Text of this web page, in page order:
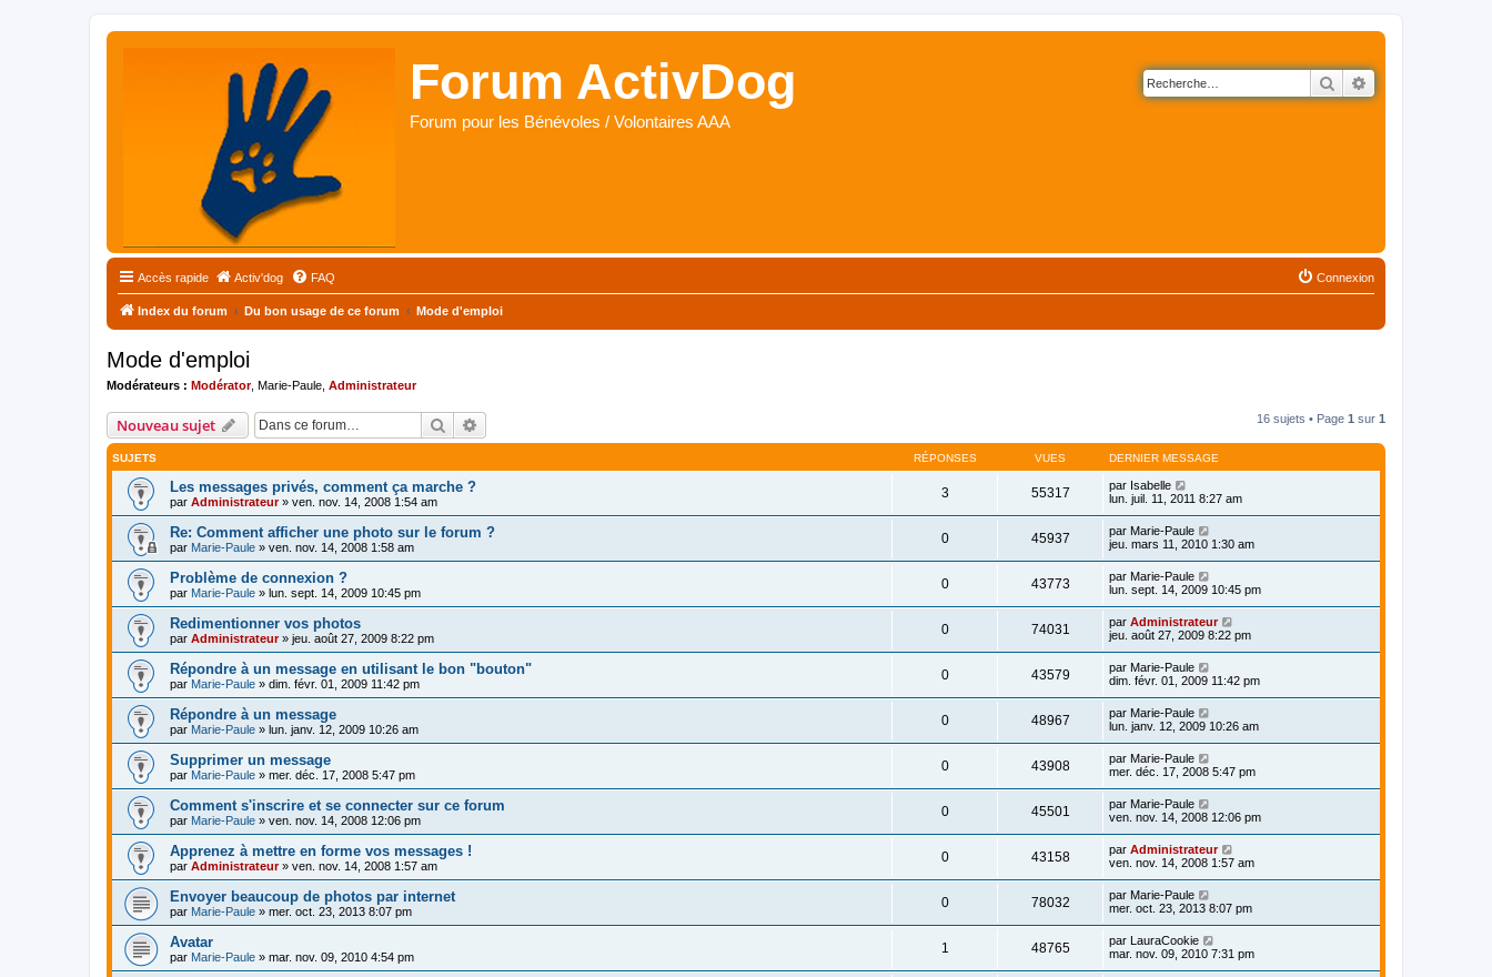
Forum ActivDog
Forum pour les Bénévoles / Volontaires AAA
Rechercher
Accès rapide Activ'dog FAQ Connexion
Index du forum Du bon usage de ce forum Mode d'emploi
Mode d'emploi
Modérateurs : Modérator, Marie-Paule Administrateur
Nouveau sujet Rechercher 16 sujets • Page 1 sur 1
SUJETS RÉPONSES VUES DERNIER MESSAGE
Les messages privés, comment ça marche ?
par Administrateur» ven. nov. 14, 2008 1:54 am
3 55317 par Isabelle
lun. juil. 11, 2011 8:27 am
Re: Comment afficher une photo sur le forum ?
par Marie-Paule » ven. nov. 14, 2008 1:58 am
0 45937 par Marie-Paule
jeu. mars 11, 2010 1:30 am
Problème de connexion ?
par Marie-Paule » lun. sept. 14, 2009 10:45 pm
0 43773 par Marie-Paule
lun. sept. 14, 2009 10:45 pm
Redimentionner vos photos
par Administrateur» jeu. août 27, 2009 8:22 pm
0 74031 par Administrateur
jeu. août 27, 2009 8:22 pm
Répondre à un message en utilisant le bon "bouton"
par Marie-Paule » dim. févr. 01, 2009 11:42 pm
0 43579 par Marie-Paule
dim. févr. 01, 2009 11:42 pm
Répondre à un message
par Marie-Paule » lun. janv. 12, 2009 10:26 am
0 48967 par Marie-Paule
lun. janv. 12, 2009 10:26 am
Supprimer un message
par Marie-Paule » mer. déc. 17, 2008 5:47 pm
0 43908 par Marie-Paule
mer. déc. 17, 2008 5:47 pm
Comment s'inscrire et se connecter sur ce forum
par Marie-Paule » ven. nov. 14, 2008 12:06 pm
0 45501 par Marie-Paule
ven. nov. 14, 2008 12:06 pm
Apprenez à mettre en forme vos messages !
par Administrateur» ven. nov. 14, 2008 1:57 am
0 43158 par Administrateur
ven. nov. 14, 2008 1:57 am
Envoyer beaucoup de photos par internet
par Marie-Paule » mer. oct. 23, 2013 8:07 pm
0 78032 par Marie-Paule
mer. oct. 23, 2013 8:07 pm
Avatar
par Marie-Paule » mar. nov. 09, 2010 4:54 pm
1 48765 par LauraCookie
mar. nov. 09, 2010 7:31 pm